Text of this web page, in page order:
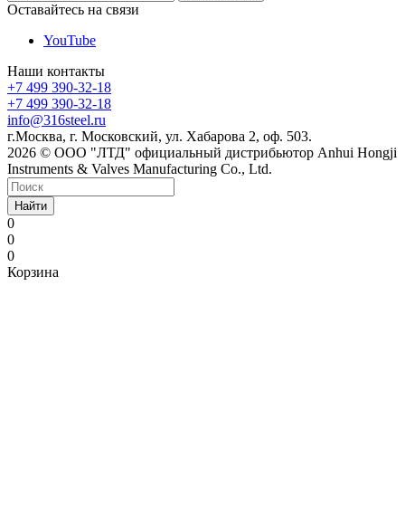
Оставайтесь на связи
YouTube
Наши контакты
+7 499 390-32-18
+7 499 390-32-18
info@316steel.ru
г.Москва, г. Московский, ул. Хабарова 2, оф. 503.
2026 © ООО "ЛТД" официальный дистрибьютор Anhui Hongji
Instruments & Valves Manufacturing Co., Ltd.
Найти
0
0
0
Корзина